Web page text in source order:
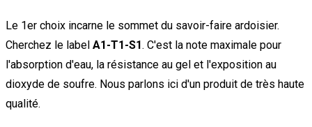
Le 1er choix incarne le sommet du savoir-faire ardoisier.
Cherchez le label A1-T1-S1. C'est la note maximale pour
l'absorption d'eau, la résistance au gel et l'exposition au
dioxyde de soufre. Nous parlons ici d'un produit de très haute
qualité.